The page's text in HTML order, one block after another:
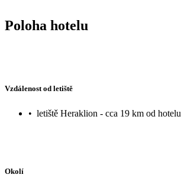
Poloha hotelu
Vzdálenost od letiště
• letiště Heraklion - cca 19 km od hotelu
Okolí